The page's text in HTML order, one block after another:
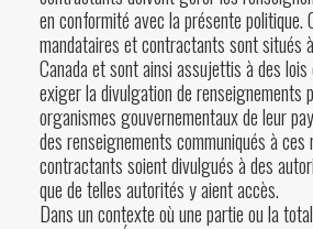
en conformité avec la présente politique.
mandataires et contractants sont situés
Canada et sont ainsi assujettis à des
exiger la divulgation de renseignements
organismes gouvernementaux de leur
des renseignements communiqués à ces
contractants soient divulgués à des
que de telles autorités y aient accès.
Dans un contexte où une partie ou la